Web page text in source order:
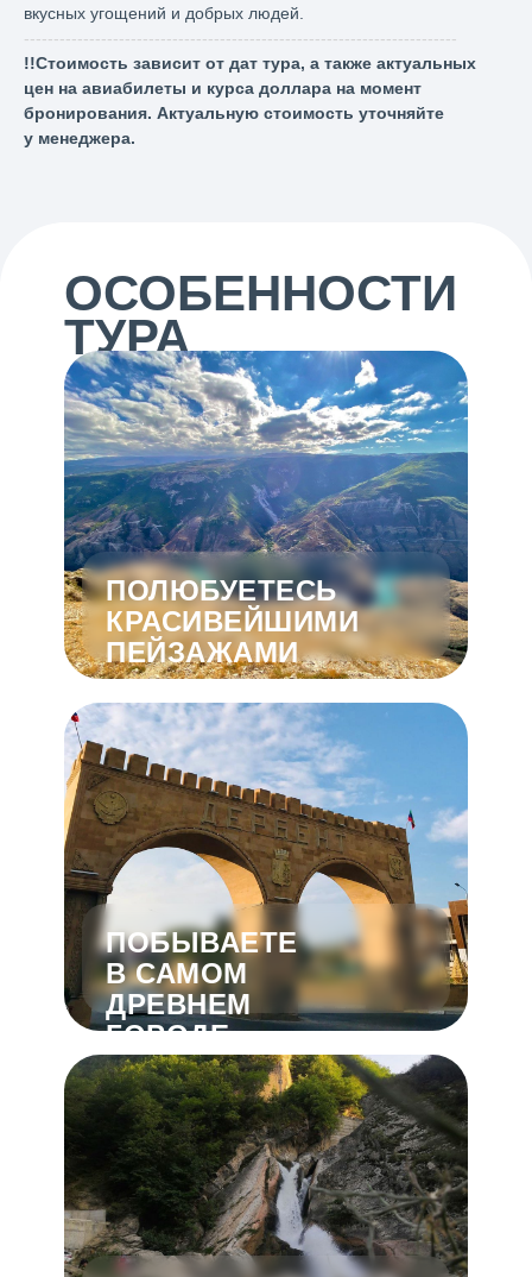
вкусных угощений и добрых людей.
-------------------------------------------------------------------------
!!Стоимость зависит от дат тура, а также актуальных
цен на авиабилеты и курса доллара на момент
бронирования. Актуальную стоимость уточняйте
у менеджера.
ОСОБЕННОСТИ
ТУРА
ПОЛЮБУЕТЕСЬ
КРАСИВЕЙШИМИ
ПЕЙЗАЖАМИ
ПОБЫВАЕТЕ
В САМОМ
ДРЕВНЕМ
ГОРОДЕ
РОССИИ —
ДЕРБЕНТЕ